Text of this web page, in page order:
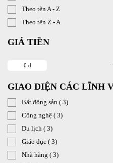
Theo tên A - Z
Theo tên Z - A
GIÁ TIỀN
0 đ -
GIAO DIỆN CÁC LĨNH
Bất động sản ( 3)
Công nghệ ( 3)
Du lịch ( 3)
Giáo dục ( 3)
Nhà hàng ( 3)